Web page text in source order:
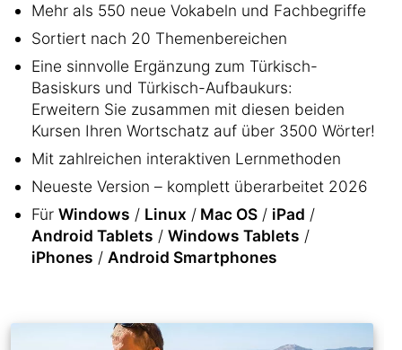
Mehr als 550 neue Vokabeln und Fachbegriffe
Sortiert nach 20 Themenbereichen
Eine sinnvolle Ergänzung zum Türkisch-
Basiskurs und Türkisch-Aufbaukurs:
Erweitern Sie zusammen mit diesen beiden
Kursen Ihren Wortschatz auf über 3500 Wörter!
Mit zahlreichen interaktiven Lernmethoden
Neueste Version – komplett überarbeitet 2026
Für Windows / Linux / Mac OS / iPad /
Android Tablets / Windows Tablets /
iPhones / Android Smartphones